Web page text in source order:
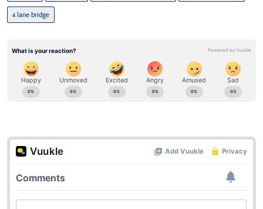
4 lane bridge